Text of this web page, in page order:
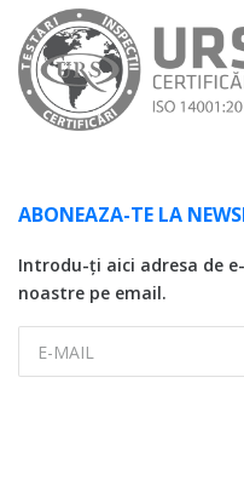
ABONEAZA-TE LA
Introdu-ți aici adresa de
noastre pe email.